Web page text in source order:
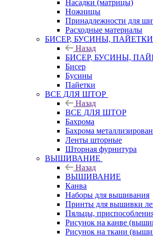
Насадки (матрицы)
Ножницы
Принадлежности для
Расходные материалы
БИСЕР, БУСИНЫ, ПАЙЕТКИ
Назад
БИСЕР, БУСИНЫ,
Бисер
Бусины
Пайетки
ВСЕ ДЛЯ ШТОР
Назад
ВСЕ ДЛЯ ШТОР
Бахрома
Бахрома
Ленты шторные
Шторная фурнитура
ВЫШИВАНИЕ
Назад
ВЫШИВАНИЕ
Канва
Наборы для вышивания
Принты для вышивки
Пяльцы,
Рисунок на канве
Рисунок на ткани